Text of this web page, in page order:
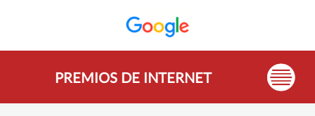
PREMIOS DE INTERNET